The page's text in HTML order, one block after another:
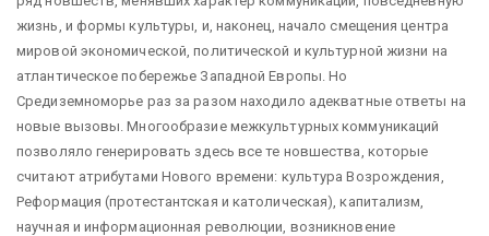
жизнь, и формы культуры, и, наконец, начало смещения центра
мировой экономической, политической и культурной жизни на
атлантическое побережье Западной Европы. Но
Средиземноморье раз за разом находило адекватные ответы на
новые вызовы. Многообразие межкультурных коммуникаций
позволяло генерировать здесь все те новшества, которые
считают атрибутами Нового времени: культура Возрождения,
Реформация (протестантская и католическая), капитализм,
научная и информационная революции, возникновение